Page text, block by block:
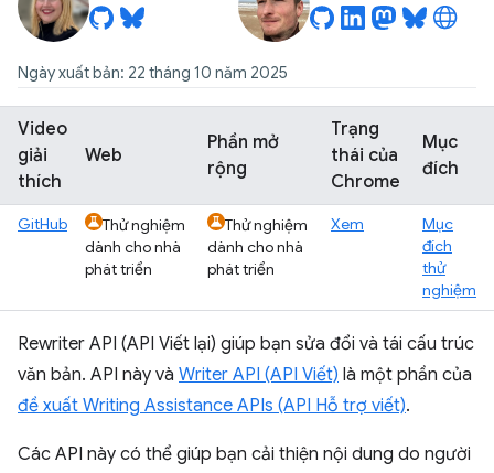
Ngày xuất bản: 22 tháng 10 năm 2025
Video
giải
thích
Web
Phần mở
rộng
Trạng
thái của
Chrome
Mục
đích
GitHub
Thử nghiệm
dành cho nhà
phát triển
Thử nghiệm
dành cho nhà
phát triển
Xem
Mục
đích
thử
nghiệm
Rewriter API (API Viết lại) giúp bạn sửa đổi và tái cấu trúc
văn bản. API này và Writer API (API Viết) là một phần của
đề xuất Writing Assistance APIs (API Hỗ trợ viết).
Các API này có thể giúp bạn cải thiện nội dung do người